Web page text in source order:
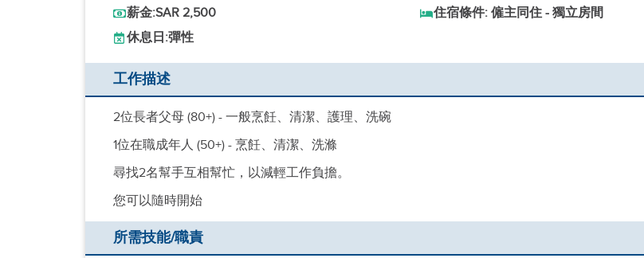
薪金:SAR 2,500
住宿條件: 僱主同住 - 獨立房間
休息日:彈性
工作描述
2位長者父母 (80+) - 一般烹飪、清潔、護理、洗碗
1位在職成年人 (50+) - 烹飪、清潔、洗滌
尋找2名幫手互相幫忙，以減輕工作負擔。
您可以隨時開始
所需技能/職責